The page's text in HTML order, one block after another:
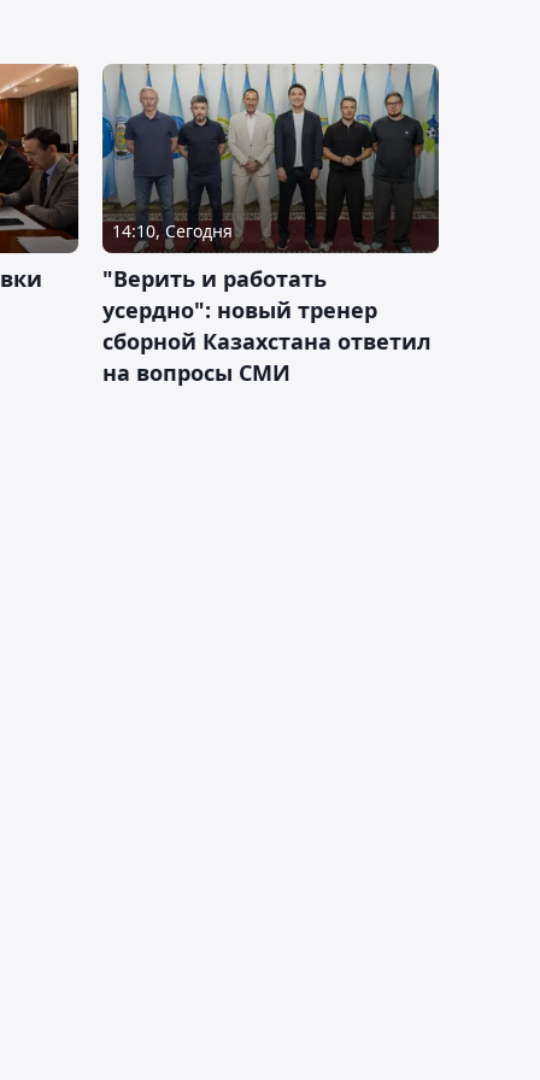
14:10, Сегодня
"Верить и работать
усердно": новый тренер
сборной Казахстана ответил
на вопросы СМИ